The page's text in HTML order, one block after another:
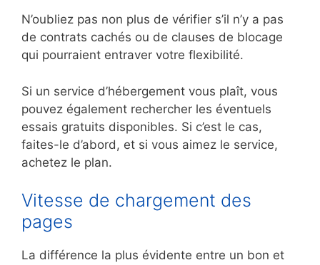
N’oubliez pas non plus de vérifier s’il n’y a pas
de contrats cachés ou de clauses de blocage
qui pourraient entraver votre flexibilité.
Si un service d’hébergement vous plaît, vous
pouvez également rechercher les éventuels
essais gratuits disponibles. Si c’est le cas,
faites-le d’abord, et si vous aimez le service,
achetez le plan.
Vitesse de chargement des
pages
La différence la plus évidente entre un bon et